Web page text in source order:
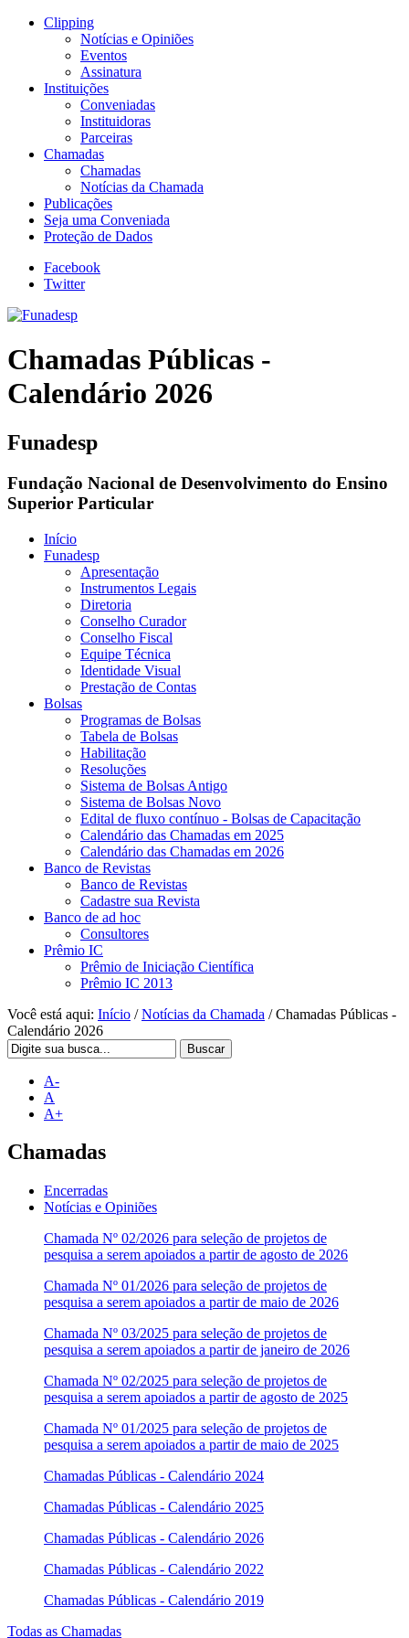
Clipping
Notícias e Opiniões
Eventos
Assinatura
Instituições
Conveniadas
Instituidoras
Parceiras
Chamadas
Chamadas
Notícias da Chamada
Publicações
Seja uma Conveniada
Proteção de Dados
Facebook
Twitter
Chamadas Públicas -
Calendário 2026
Funadesp
Fundação Nacional de Desenvolvimento do Ensino
Superior Particular
Início
Funadesp
Apresentação
Instrumentos Legais
Diretoria
Conselho Curador
Conselho Fiscal
Equipe Técnica
Identidade Visual
Prestação de Contas
Bolsas
Programas de Bolsas
Tabela de Bolsas
Habilitação
Resoluções
Sistema de Bolsas Antigo
Sistema de Bolsas Novo
Edital de fluxo contínuo - Bolsas de Capacitação
Calendário das Chamadas em 2025
Calendário das Chamadas em 2026
Banco de Revistas
Banco de Revistas
Cadastre sua Revista
Banco de ad hoc
Consultores
Prêmio IC
Prêmio de Iniciação Científica
Prêmio IC 2013
Você está aqui: Início /Notícias da Chamada /Chamadas Públicas -
Calendário 2026
Buscar
A-
A
A+
Chamadas
Encerradas
Notícias e Opiniões
Chamada Nº 02/2026 para seleção de projetos de
pesquisa a serem apoiados a partir de agosto de 2026
Chamada Nº 01/2026 para seleção de projetos de
pesquisa a serem apoiados a partir de maio de 2026
Chamada Nº 03/2025 para seleção de projetos de
pesquisa a serem apoiados a partir de janeiro de 2026
Chamada Nº 02/2025 para seleção de projetos de
pesquisa a serem apoiados a partir de agosto de 2025
Chamada Nº 01/2025 para seleção de projetos de
pesquisa a serem apoiados a partir de maio de 2025
Chamadas Públicas - Calendário 2024
Chamadas Públicas - Calendário 2025
Chamadas Públicas - Calendário 2026
Chamadas Públicas - Calendário 2022
Chamadas Públicas - Calendário 2019
Todas as Chamadas